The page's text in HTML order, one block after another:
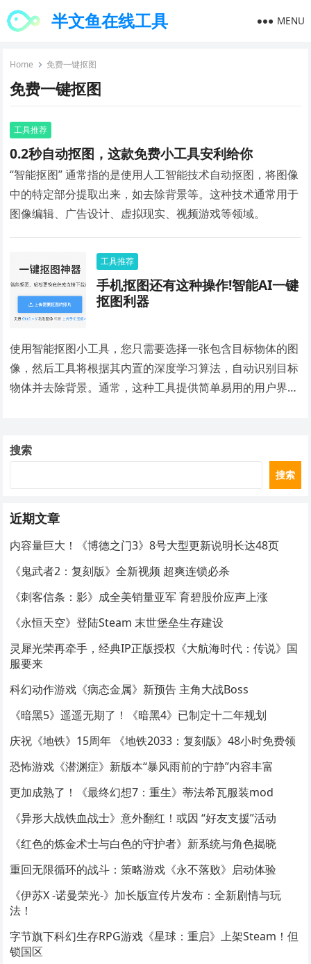
半文鱼在线工具 MENU
Home 免费一键抠图
免费一键抠图
工具推荐
0.2秒自动抠图，这款免费小工具安利给你
“智能抠图” 通常指的是使用人工智能技术自动抠图，将图像
中的特定部分提取出来，如去除背景等。这种技术通常用于
图像编辑、广告设计、虚拟现实、视频游戏等领域。
工具推荐
手机抠图还有这种操作!智能AI一键
抠图利器
使用智能抠图小工具，您只需要选择一张包含目标物体的图
像，然后工具将根据其内置的深度学习算法，自动识别目标
物体并去除背景。通常，这种工具提供简单易用的用户界
搜索
搜索
近期文章
内容量巨大！《博德之门3》8号大型更新说明长达48页
《鬼武者2：复刻版》全新视频 超爽连锁必杀
《刺客信条：影》成全美销量亚军 育碧股价应声上涨
《永恒天空》登陆Steam 末世堡垒生存建设
灵犀光荣再牵手，经典IP正版授权《大航海时代：传说》国
服要来
科幻动作游戏《病态金属》新预告 主角大战Boss
《暗黑5》遥遥无期了！《暗黑4》已制定十二年规划
庆祝《地铁》15周年 《地铁2033：复刻版》48小时免费领
恐怖游戏《潜渊症》新版本“暴风雨前的宁静”内容丰富
更加成熟了！《最终幻想7：重生》蒂法希瓦服装mod
《异形大战铁血战士》意外翻红！或因 “好友支援”活动
《红色的炼金术士与白色的守护者》新系统与角色揭晓
重回无限循环的战斗：策略游戏《永不落败》启动体验
《伊苏X -诺曼荣光-》加长版宣传片发布：全新剧情与玩
法！
字节旗下科幻生存RPG游戏《星球：重启》上架Steam！但
锁国区